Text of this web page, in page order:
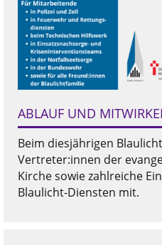
ABLAUF UND
Beim diesjährigen
Vertreter:innen der
Kirche sowie zahlreiche
Blaulicht-Diensten mit.